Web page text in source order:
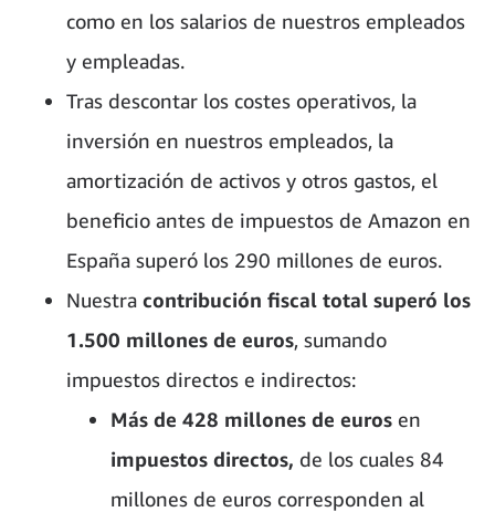
como en los salarios de nuestros empleados
y empleadas.
Tras descontar los costes operativos, la
inversión en nuestros empleados, la
amortización de activos y otros gastos, el
beneficio antes de impuestos de Amazon en
España superó los 290 millones de euros.
Nuestra contribución fiscal total superó los
1.500 millones de euros, sumando
impuestos directos e indirectos:
Más de 428 millones de euros en
impuestos directos, de los cuales 84
millones de euros corresponden al